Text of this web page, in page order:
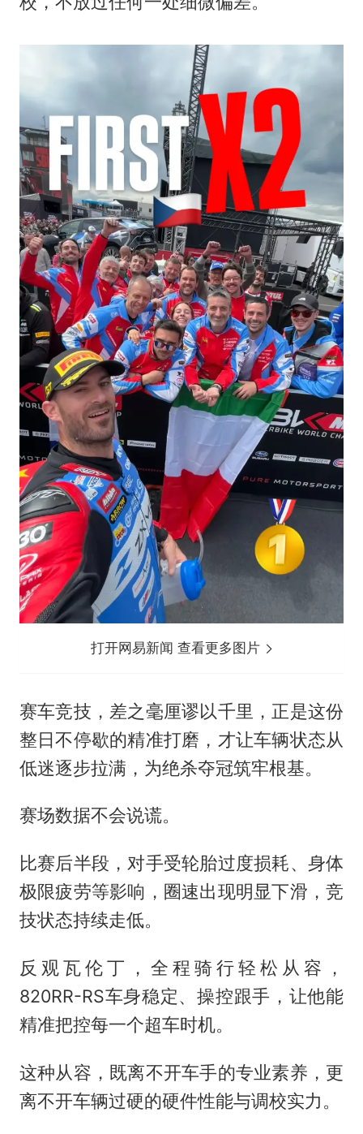
打开网易新闻 查看更多图片
赛车竞技，差之毫厘谬以千里，正是这份
整日不停歇的精准打磨，才让车辆状态从
低迷逐步拉满，为绝杀夺冠筑牢根基。
赛场数据不会说谎。
比赛后半段，对手受轮胎过度损耗、身体
极限疲劳等影响，圈速出现明显下滑，竞
技状态持续走低。
反观瓦伦丁，全程骑行轻松从容，
820RR-RS车身稳定、操控跟手，让他能
精准把控每一个超车时机。
这种从容，既离不开车手的专业素养，更
离不开车辆过硬的硬件性能与调校实力。